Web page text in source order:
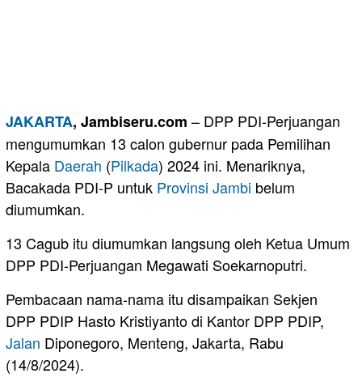
JAKARTA, Jambiseru.com – DPP PDI-Perjuangan
mengumumkan 13 calon gubernur pada Pemilihan
Kepala Daerah (Pilkada) 2024 ini. Menariknya,
Bacakada PDI-P untuk Provinsi Jambi belum
diumumkan.
13 Cagub itu diumumkan langsung oleh Ketua Umum
DPP PDI-Perjuangan Megawati Soekarnoputri.
Pembacaan nama-nama itu disampaikan Sekjen
DPP PDIP Hasto Kristiyanto di Kantor DPP PDIP,
Jalan Diponegoro, Menteng, Jakarta, Rabu
(14/8/2024).